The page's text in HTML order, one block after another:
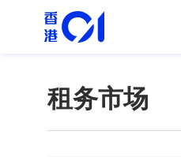
租务市场